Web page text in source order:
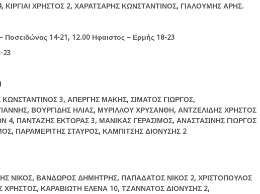
ΚΙΡΓΙΑΙ ΧΡΗΣΤΟΣ 2, ΧΑΡΑΤΣΑΡΗΣ ΚΩΝΣΤΑΝΤΙΝΟΣ, ΓΙΑΛΟΥΜΗΣ ΑΡΗΣ.
Ποσειδώνας 14-21, 12.00 Ηφαιστος – Ερμής 18-23
23
ΚΩΝΣΤΑΝΤΙΝΟΣ 3, ΑΠΕΡΓΗΣ ΜΑΚΗΣ, ΣΙΜΑΤΟΣ ΓΙΩΡΓΟΣ,
ΒΟΥΡΓΙΔΗΣ ΗΛΙΑΣ, ΜΥΡΙΛΛΟΥ ΧΡΥΣΑΝΘΗ, ΑΝΤΖΕΛΙΔΗΣ ΧΡΗΣΤΟΣ
4, ΠΑΝΤΑΖΗΣ ΕΚΤΟΡΑΣ 3, ΜΑΝΙΚΑΣ ΓΕΡΑΣΙΜΟΣ, ΑΝΑΣΤΑΣΙΝΗΣ ΓΙΩΡΓΟΣ
ΠΑΡΑΜΕΡΙΤΗΣ ΣΤΑΥΡΟΣ, ΚΑΜΠΙΤΣΗΣ ΔΙΟΝΥΣΗΣ 2
ΝΙΚΟΣ, ΒΑΝΔΩΡΟΣ ΔΗΜΗΤΡΗΣ, ΠΑΠΑΔΑΤΟΣ ΝΙΚΟΣ 2, ΧΡΙΣΤΟΠΟΥΛΟΣ
ΧΡΗΣΤΟΣ, ΚΑΡΑΒΙΩΤΗ ΕΛΕΝΑ 10, ΤΖΑΝΝΑΤΟΣ ΔΙΟΝΥΣΗΣ 2,